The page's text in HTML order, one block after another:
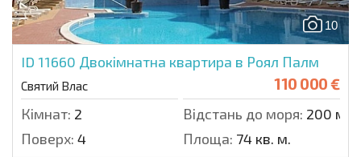
10
ID 11660 Двокімнатна квартира в Роял Палм
Святий Влас 110 000 €
Кімнат: 2 Відстань до моря: 200 м.
Поверх: 4 Площа: 74 кв. м.